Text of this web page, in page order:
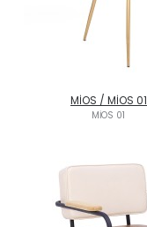
MİOS / MİOS 01
MİOS 01